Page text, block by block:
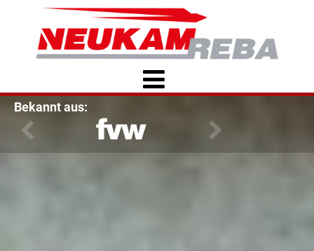
Bekannt aus: